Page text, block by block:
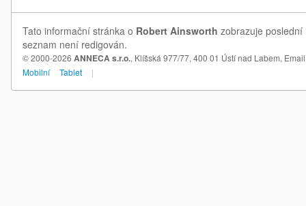
Tato informační stránka o Robert Ainsworth zobrazuje poslední
seznam není redigován.
© 2000-2026 ANNECA s.r.o., Klíšská 977/77, 400 01 Ústí nad Labem,
Mobilní
Tablet |